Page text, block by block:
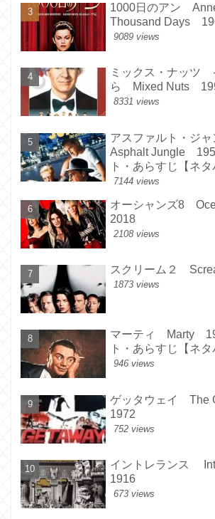
1000日のアン
Thousand Days
9089 views
ミックス・ナッツ
ら Mixed Nuts
8331 views
アスファルト・ジ
Asphalt Jungle
ト・あらすじ【ネタ
7144 views
オーシャンズ8
2018
2108 views
スクリーム２
1873 views
マーティ Marty
ト・あらすじ【ネタ
946 views
ゲッタウェイ The
1972
752 views
イントレランス
1916
673 views